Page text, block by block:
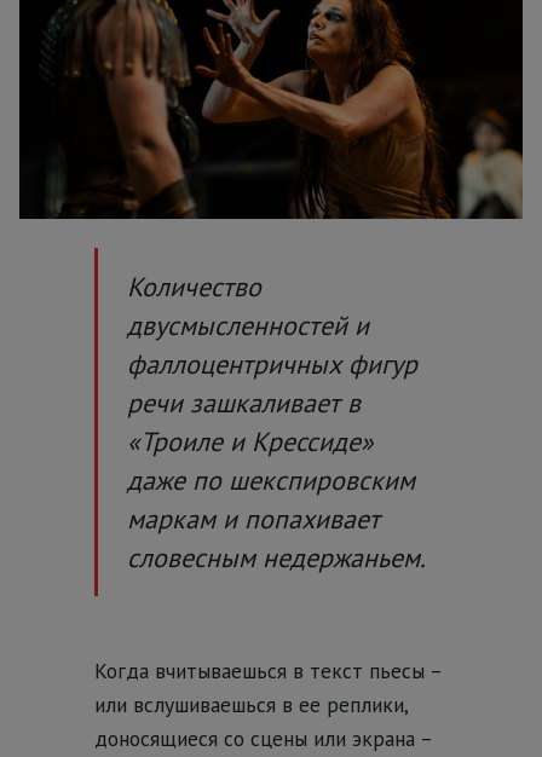
Количество
двусмысленностей и
фаллоцентричных фигур
речи зашкаливает в
«Троиле и Крессиде»
даже по шекспировским
маркам и попахивает
словесным недержаньем.
Когда вчитываешься в текст пьесы –
или вслушиваешься в ее реплики,
доносящиеся со сцены или экрана –